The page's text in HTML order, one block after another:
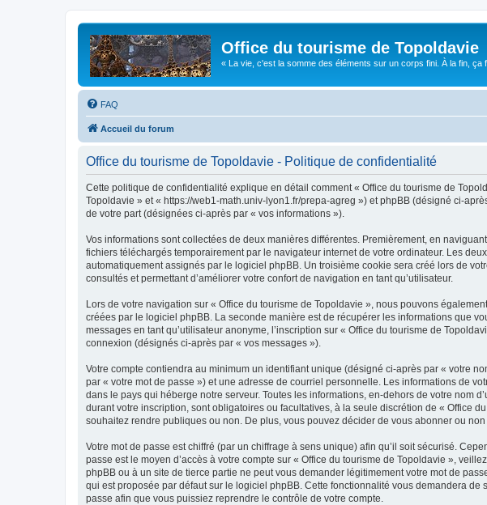
Office du tourisme de Topoldavie
« La vie, c'est la somme des éléments sur un corps fini. À la fin, ça
FAQ
Accueil du forum
Office du tourisme de Topoldavie - Politique de confidentialité
Cette politique de confidentialité explique en détail comment « Office du tourisme de
Topoldavie » et « https://web1-math.univ-lyon1.fr/prepa-agreg ») et phpBB (désigné ci-
de votre part (désignées ci-après par « vos informations »).
Vos informations sont collectées de deux manières différentes. Premièrement, en
fichiers téléchargés temporairement par le navigateur internet de votre ordinateur. Les
automatiquement assignés par le logiciel phpBB. Un troisième cookie sera créé lors de
consultés et permettant d’améliorer votre confort de navigation en tant qu’utilisateur.
Lors de votre navigation sur « Office du tourisme de Topoldavie », nous pouvons
créées par le logiciel phpBB. La seconde manière est de récupérer les informations que
messages en tant qu’utilisateur anonyme, l’inscription sur « Office du tourisme de
connexion (désignés ci-après par « vos messages »).
Votre compte contiendra au minimum un identifiant unique (désigné ci-après par « votre
par « votre mot de passe ») et une adresse de courriel personnelle. Les informations de
dans le pays qui héberge notre serveur. Toutes les informations, en-dehors de votre nom
durant votre inscription, sont obligatoires ou facultatives, à la seule discrétion de « Office
souhaitez rendre publiques ou non. De plus, vous pouvez décider de vous abonner ou
Votre mot de passe est chiffré (par un chiffrage à sens unique) afin qu’il soit sécurisé.
passe est le moyen d’accès à votre compte sur « Office du tourisme de Topoldavie »,
phpBB ou à un site de tierce partie ne peut vous demander légitimement votre mot de
qui est proposée par défaut sur le logiciel phpBB. Cette fonctionnalité vous demandera
passe afin que vous puissiez reprendre le contrôle de votre compte.